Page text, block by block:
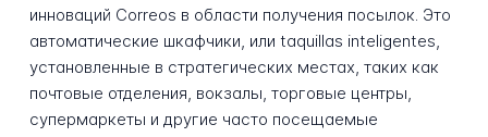
инноваций Correos в области получения посылок. Это
автоматические шкафчики, или taquillas inteligentes,
установленные в стратегических местах, таких как
почтовые отделения, вокзалы, торговые центры,
супермаркеты и другие часто посещаемые